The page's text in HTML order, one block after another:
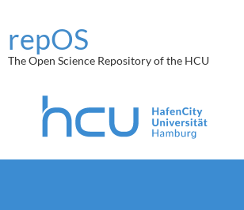
repOS
The Open Science Repository of the HCU